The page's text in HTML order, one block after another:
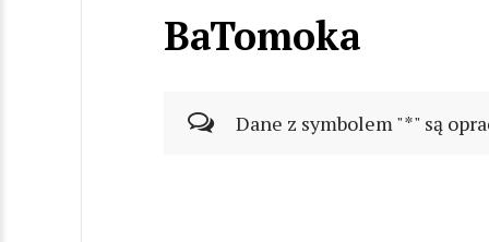
BaTomoka
Dane z symbolem "*" są